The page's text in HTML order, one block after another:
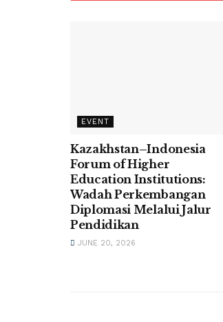
EVENT
Kazakhstan–Indonesia
Forum of Higher
Education Institutions:
Wadah Perkembangan
Diplomasi Melalui Jalur
Pendidikan
JUNE 20, 2026